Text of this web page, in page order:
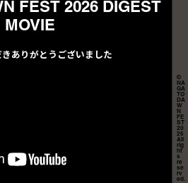
た）フードエリア 出店募集情報
©︎
NA
GA
TO
DA
W
N
FE
ST
20
26
All
rig
ht
s
re
se
rv
ed.
FEST 2026 DIGEST
MOVIE
ありがとうございました